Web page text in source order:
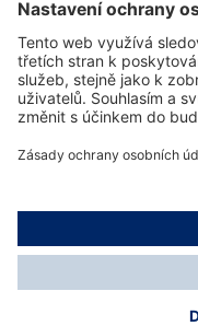
O společnosti
Informace
© Dräger Safety
* Všechny ceny bez
možné poplatky za